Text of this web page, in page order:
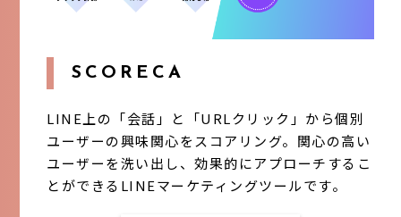
SCORECA
LINE上の「会話」と「URLクリック」から個別
ユーザーの興味関心をスコアリング。関心の高い
ユーザーを洗い出し、効果的にアプローチするこ
とができるLINEマーケティングツールです。